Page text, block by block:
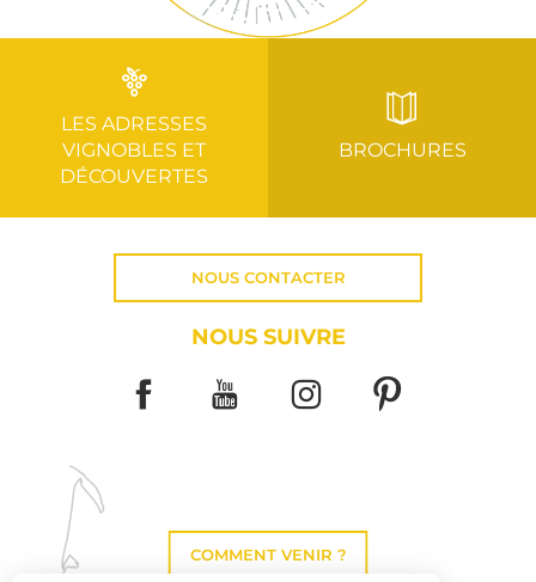
LES ADRESSES
VIGNOBLES ET
DÉCOUVERTES
BROCHURES
NOUS CONTACTER
NOUS SUIVRE
COMMENT VENIR ?